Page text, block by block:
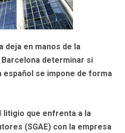
deja en manos de la
determinar si
se impone de forma
litigio que enfrenta a la
(SGAE) con la empresa